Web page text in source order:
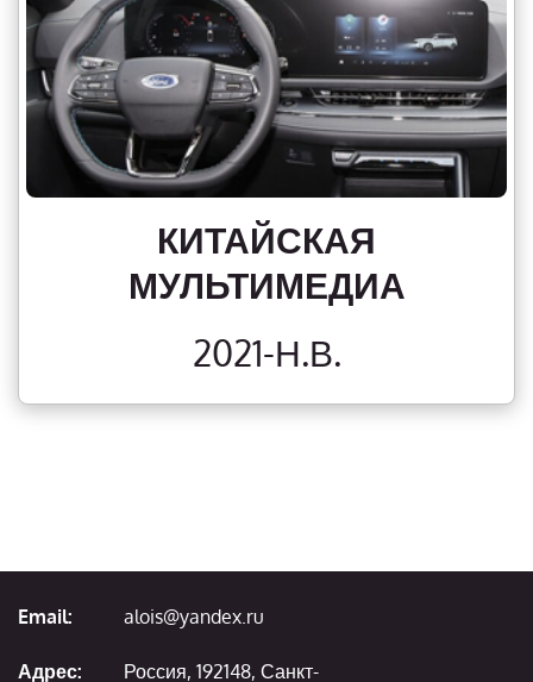
КИТАЙСКАЯ
МУЛЬТИМЕДИА
2021-Н.В.
Email: alois@yandex.ru
Адрес:
Россия, 192148, Санкт-